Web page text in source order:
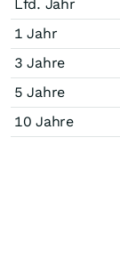
Lfd. Jahr
1 Jahr
3 Jahre
5 Jahre
10 Jahre